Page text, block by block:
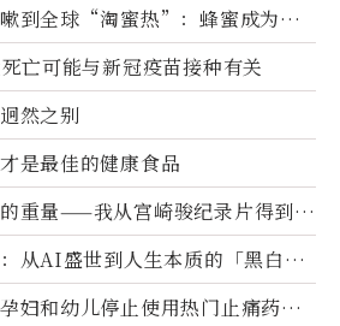
到全球“淘蜜热”：蜂蜜成为健
商品
亡可能与新冠疫苗接种有关
然之别
是最佳的健康食品
重量——我从宫崎骏纪录片得到的
从AI盛世到人生本质的「黑白一
妇和幼儿停止使用热门止痛药泰